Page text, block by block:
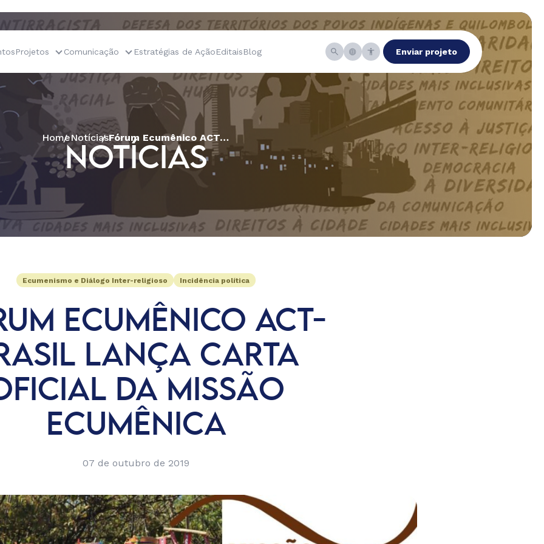
Projetos Comunicação Estratégias de AçãoEditaisBlog Enviar projeto
HomeNotícias Fórum Ecumênico ACT-Brasil lança carta oficial da Missão Ecumênica
NOTÍCIAS
Ecumenismo e Diálogo Inter-religioso Incidência política
ECUMÊNICO ACT-
LANÇA CARTA
DA MISSÃO
ECUMÊNICA
07 de outubro de 2019